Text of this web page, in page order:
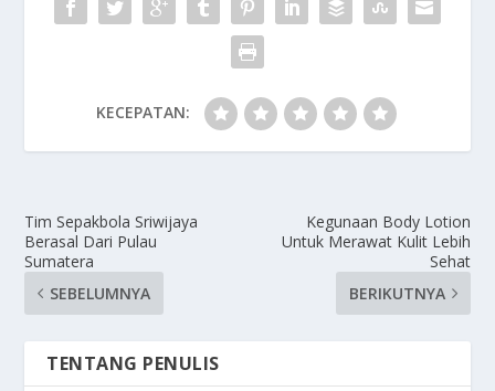
KECEPATAN:
Tim Sepakbola Sriwijaya
Berasal Dari Pulau
Sumatera
SEBELUMNYA
Kegunaan Body Lotion
Untuk Merawat Kulit Lebih
Sehat
BERIKUTNYA
TENTANG PENULIS